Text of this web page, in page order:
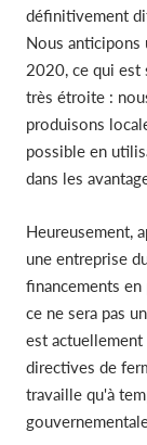
définitivement
Nous anticipons
2020, ce qui est
très étroite :
produisons
possible en
dans les
Heureusement,
une entreprise
financements
ce ne sera pas
est actuellement
directives de
travaille qu'à